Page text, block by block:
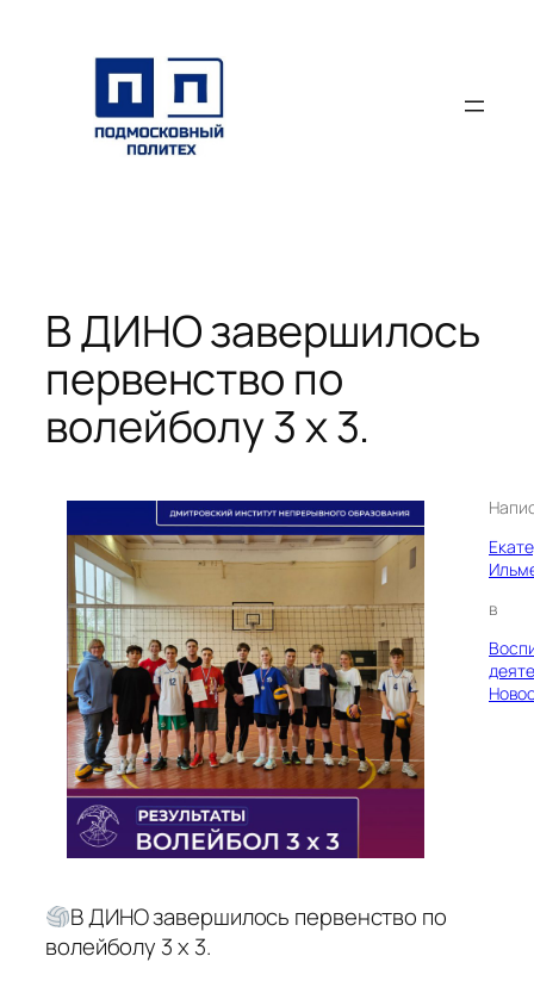
содержимому
В ДИНО завершилось
первенство по
волейболу 3 х 3.
в
В ДИНО завершилось первенство по
волейболу 3 х 3.